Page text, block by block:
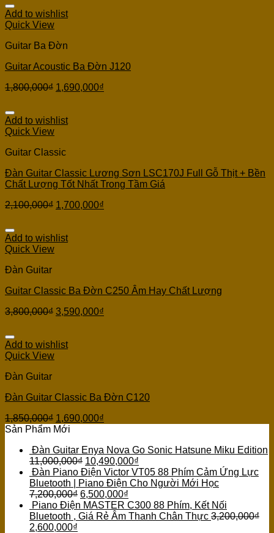
Add to wishlist
Quick View
Guitar Ba Đờn
Guitar Acoustic Ba Đờn J120
1,800,000₫ 1,690,000₫
Add to wishlist
Quick View
Guitar Classic
Đàn Guitar Classic Lương Sơn LSC170J Full Gỗ Thịt + Bền
Chất Lượng Tốt Nhất Trong Tầm Giá
2,100,000₫ 1,700,000₫
Add to wishlist
Quick View
Đàn Guitar
Guitar Classic Ba Đờn C250 Âm Hay Chất Lượng
3,800,000₫ 3,590,000₫
Add to wishlist
Quick View
Đàn Guitar
Đàn Guitar Classic Ba Đờn C120
1,850,000₫ 1,690,000₫
Sản Phẩm Mới
Đàn Guitar Enya Nova Go Sonic Hatsune Miku Edition
11,000,000₫ 10,490,000₫
Đàn Piano Điện Victor VT05 88 Phím Cảm Ứng Lực
Bluetooth | Piano Điện Cho Người Mới Học
7,200,000₫ 6,500,000₫
Piano Điện MASTER C300 88 Phím, Kết Nối
Bluetooth , Giá Rẻ Âm Thanh Chân Thực 3,200,000₫
2,600,000₫